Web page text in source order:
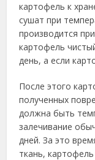
картофель к
сушат при
производится
картофель
день, а если
После этого
полученных
должна быть
залечивание
дней. За это
ткань,